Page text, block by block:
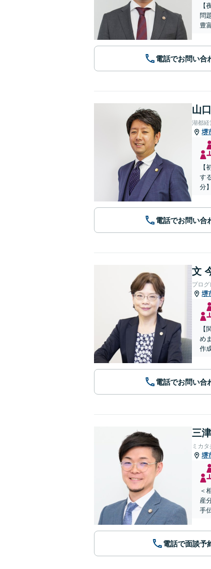
【
問
豊
電話でお問い合
山
湖都経
堺
【
す
分
電話でお問い合
文
プロ
堺
【
め
作
電話でお問い合
三
ミカ
堺
＜
産
手
電話で面談予